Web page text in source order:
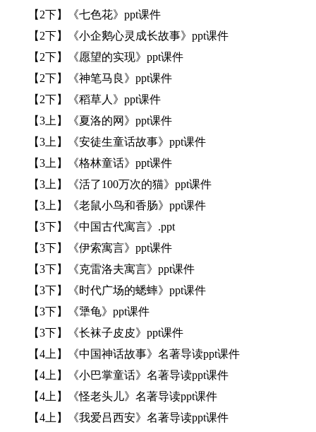
【2下】《七色花》ppt课件
【2下】《小企鹅心灵成长故事》ppt课件
【2下】《愿望的实现》ppt课件
【2下】《神笔马良》ppt课件
【2下】《稻草人》ppt课件
【3上】《夏洛的网》ppt课件
【3上】《安徒生童话故事》ppt课件
【3上】《格林童话》ppt课件
【3上】《活了100万次的猫》ppt课件
【3上】《老鼠小鸟和香肠》ppt课件
【3下】《中国古代寓言》.ppt
【3下】《伊索寓言》ppt课件
【3下】《克雷洛夫寓言》ppt课件
【3下】《时代广场的蟋蟀》ppt课件
【3下】《犟龟》ppt课件
【3下】《长袜子皮皮》ppt课件
【4上】《中国神话故事》名著导读ppt课件
【4上】《小巴掌童话》名著导读ppt课件
【4上】《怪老头儿》名著导读ppt课件
【4上】《我爱吕西安》名著导读ppt课件